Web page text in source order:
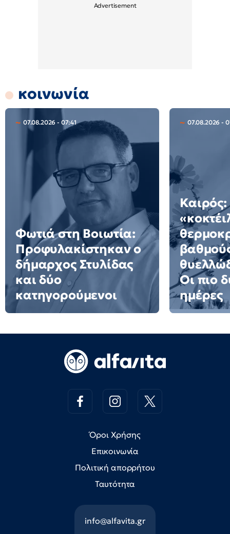
κοινωνία
07.08.2026 - 07:41
Φωτιά στη Βοιωτία:
Προφυλακίστηκαν ο
δήμαρχος Στυλίδας
και δύο
κατηγορούμενοι
07.08.2026 -
Καιρός:
Οι πιο
ημέρες
Όροι Χρήσης
Επικοινωνία
Πολιτική απορρήτου
Ταυτότητα
info@alfavita.gr